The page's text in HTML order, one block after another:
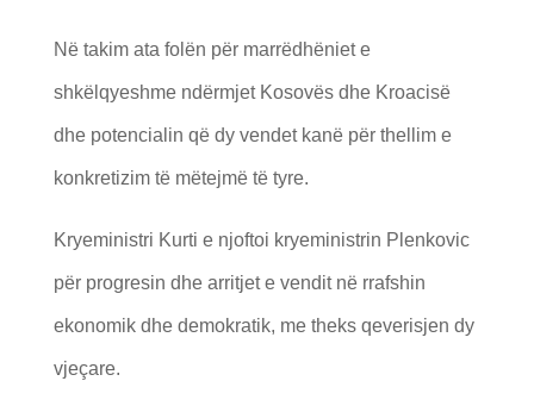
Në takim ata folën për marrëdhëniet e
shkëlqyeshme ndërmjet Kosovës dhe Kroacisë
dhe potencialin që dy vendet kanë për thellim e
konkretizim të mëtejmë të tyre.
Kryeministri Kurti e njoftoi kryeministrin Plenkovic
për progresin dhe arritjet e vendit në rrafshin
ekonomik dhe demokratik, me theks qeverisjen dy
vjeçare.